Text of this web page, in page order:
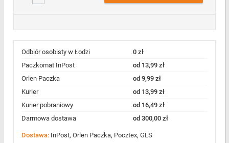
Odbiór osobisty w Łodzi
0 zł
Paczkomat InPost
od 13,99 zł
Orlen Paczka
od 9,99 zł
Kurier
od 13,99 zł
Kurier pobraniowy
od 16,49 zł
Darmowa dostawa
od 300,00 zł
Dostawa: InPost, Orlen Paczka, Pocztex, GLS